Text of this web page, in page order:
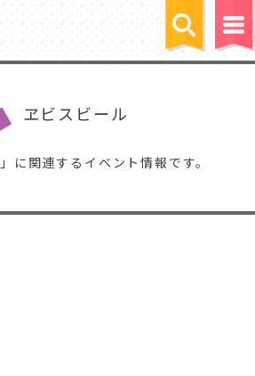
ヱビスビール
に関連するイベント情報です。